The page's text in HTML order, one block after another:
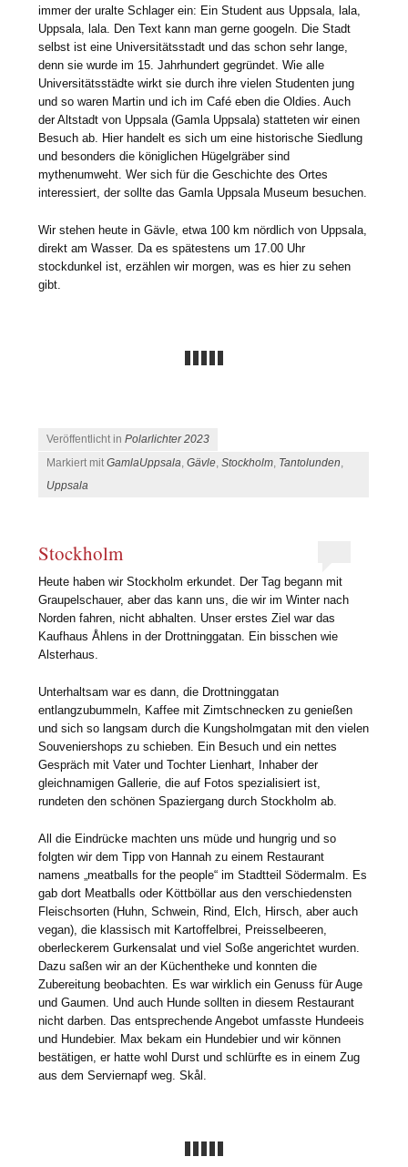
immer der uralte Schlager ein: Ein Student aus Uppsala, lala,
Uppsala, lala. Den Text kann man gerne googeln. Die Stadt
selbst ist eine Universitätsstadt und das schon sehr lange,
denn sie wurde im 15. Jahrhundert gegründet. Wie alle
Universitätsstädte wirkt sie durch ihre vielen Studenten jung
und so waren Martin und ich im Café eben die Oldies. Auch
der Altstadt von Uppsala (Gamla Uppsala) statteten wir einen
Besuch ab. Hier handelt es sich um eine historische Siedlung
und besonders die königlichen Hügelgräber sind
mythenumweht. Wer sich für die Geschichte des Ortes
interessiert, der sollte das Gamla Uppsala Museum besuchen.
Wir stehen heute in Gävle, etwa 100 km nördlich von Uppsala,
direkt am Wasser. Da es spätestens um 17.00 Uhr
stockdunkel ist, erzählen wir morgen, was es hier zu sehen
gibt.
Veröffentlicht inPolarlichter 2023
Markiert mitGamlaUppsala,Gävle,Stockholm, Tantolunden,
Uppsala
Stockholm
Heute haben wir Stockholm erkundet. Der Tag begann mit
Graupelschauer, aber das kann uns, die wir im Winter nach
Norden fahren, nicht abhalten. Unser erstes Ziel war das
Kaufhaus Åhlens in der Drottninggatan. Ein bisschen wie
Alsterhaus.
Unterhaltsam war es dann, die Drottninggatan
entlangzubummeln, Kaffee mit Zimtschnecken zu genießen
und sich so langsam durch die Kungsholmgatan mit den vielen
Souveniershops zu schieben. Ein Besuch und ein nettes
Gespräch mit Vater und Tochter Lienhart, Inhaber der
gleichnamigen Gallerie, die auf Fotos spezialisiert ist,
rundeten den schönen Spaziergang durch Stockholm ab.
All die Eindrücke machten uns müde und hungrig und so
folgten wir dem Tipp von Hannah zu einem Restaurant
namens „meatballs for the people“ im Stadtteil Södermalm. Es
gab dort Meatballs oder Köttböllar aus den verschiedensten
Fleischsorten (Huhn, Schwein, Rind, Elch, Hirsch, aber auch
vegan), die klassisch mit Kartoffelbrei, Preisselbeeren,
oberleckerem Gurkensalat und viel Soße angerichtet wurden.
Dazu saßen wir an der Küchentheke und konnten die
Zubereitung beobachten. Es war wirklich ein Genuss für Auge
und Gaumen. Und auch Hunde sollten in diesem Restaurant
nicht darben. Das entsprechende Angebot umfasste Hundeeis
und Hundebier. Max bekam ein Hundebier und wir können
bestätigen, er hatte wohl Durst und schlürfte es in einem Zug
aus dem Serviernapf weg. Skål.